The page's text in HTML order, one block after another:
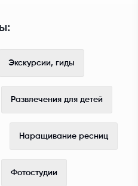
Экскурсии, гиды
Развлечения для детей
Наращивание ресниц
Фотостудии